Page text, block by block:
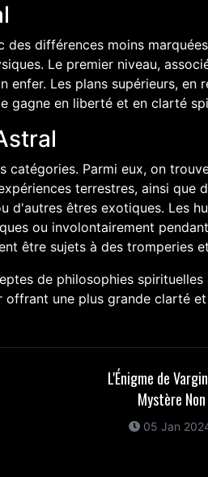
différences moins
Le premier niveau,
Les plans supérieurs, en
gagne en liberté et en clarté
Parmi eux, on
terrestres, ainsi que
d'autres êtres exotiques. Les
ou involontairement
être sujets à des tromperies
de philosophies
offrant une plus grande clarté
L'Énigme de
Mystère
05 Jan